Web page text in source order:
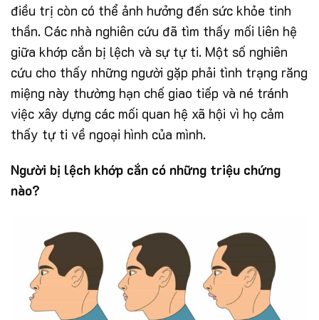
điều trị còn có thể ảnh hưởng đến sức khỏe tinh
thần. Các nhà nghiên cứu đã tìm thấy mối liên hệ
giữa khớp cắn bị lệch và sự tự ti. Một số nghiên
cứu cho thấy những người gặp phải tình trạng răng
miệng này thường hạn chế giao tiếp và né tránh
việc xây dựng các mối quan hệ xã hội vì họ cảm
thấy tự ti về ngoại hình của mình.
Người bị lệch khớp cắn có những triệu chứng
nào?